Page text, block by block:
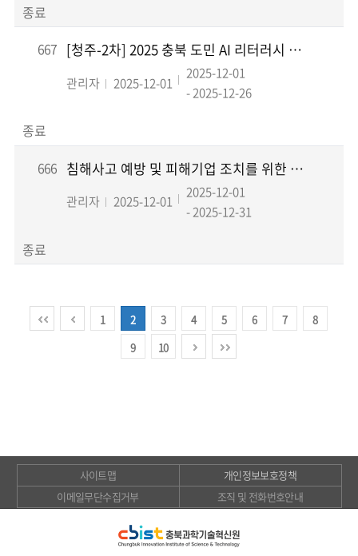
종료
667
[청주-2차] 2025 충북 도민 AI 리터러시 강화 교육(초등학생)
관리자 2025-12-01
2025-12-01
- 2025-12-26
종료
666
침해사고 예방 및 피해기업 조치를 위한 취약점 점검 무료 지원 서비스
관리자 2025-12-01
2025-12-01
- 2025-12-31
종료
1 2 3 4 5 6 7
8
9
10
사이트맵
개인정보보호정책
이메일무단수집거부
조직 및 전화번호안내